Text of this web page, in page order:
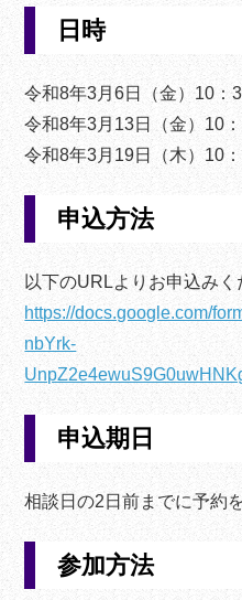
日時
令和8年3月6日（金）10：
令和8年3月13日（金）10
令和8年3月19日（木）10
申込方法
以下のURLよりお申込みく
https://docs.google.com/
nbYrk-
申込期日
相談日の2日前までに予約
参加方法